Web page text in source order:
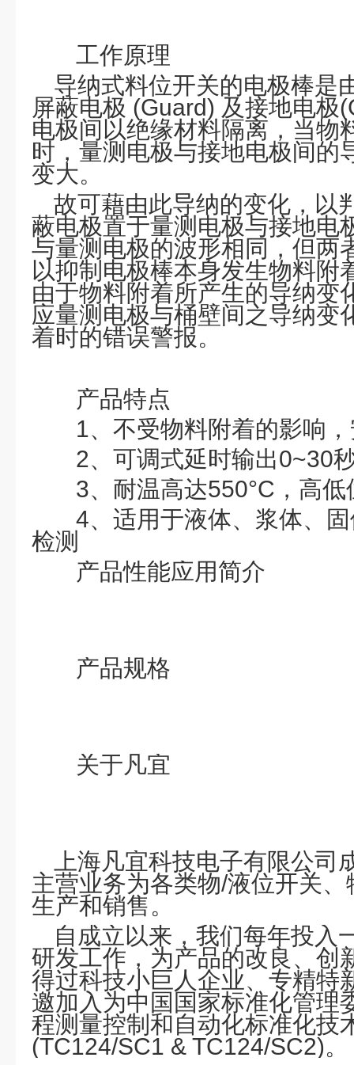
工作原理
导纳式料位开关的电极棒是
屏蔽电极 (Guard) 及接地电极
电极间以绝缘材料隔离，当物
时，量测电极与接地电极间的
变大。
故可藉由此导纳的变化，以
蔽电极置于量测电极与接地电
与量测电极的波形相同，但两
以抑制电极棒本身发生物料附
由于物料附着所产生的导纳变
应量测电极与桶壁间之导纳变
着时的错误警报。
产品特点
1、 不受物料附着的影响
2、 可调式延时输出0~30
3、 耐温高达550°C，高
4、 适用于液体、浆体、
检测
产品性能应用简介
产品规格
关于凡宜
上海凡宜科技电子有限公司
主营业务为各类物/液位开关
生产和销售。
自成立以来，我们每年投入
研发工作，为产品的改良、创
得过科技小巨人企业、专精特
邀加入为中国国家标准化管理
程测量控制和自动化标准化技
(TC124/SC1 & TC124/SC2)。